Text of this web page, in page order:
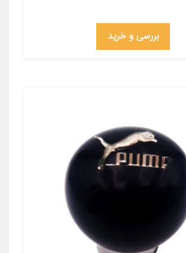
بررسی و خرید